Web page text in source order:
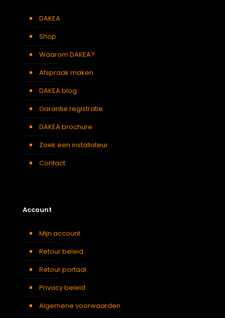
DAKEA
Shop
Waarom DAKEA?
Afspraak maken
DAKEA blog
Garantie registratie
DAKEA brochure
Zoek een installateur
Contact
Account
Mijn account
Retour beleid
Retour portaal
Privacy beleid
Algemene voorwaarden